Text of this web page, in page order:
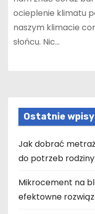
ocieplenie klimatu
naszym klimacie
słońcu. Nic…
Ostatnie wpisy
Jak dobrać
do potrzeb
Mikrocement na
efektowne